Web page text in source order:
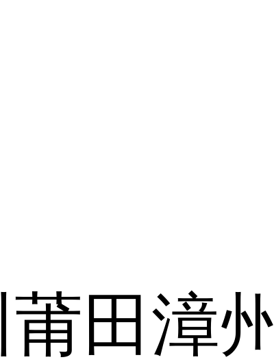
莆田 漳州